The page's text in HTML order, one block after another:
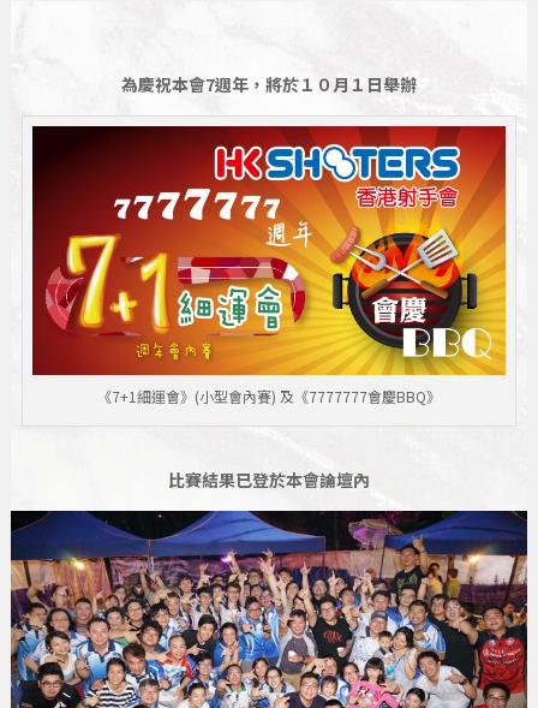
為慶祝本會7週年，將於１０月１日舉辦
《7+1細運會》(小型會內賽) 及《7777777會慶BBQ》
比賽結果已登於本會論壇內